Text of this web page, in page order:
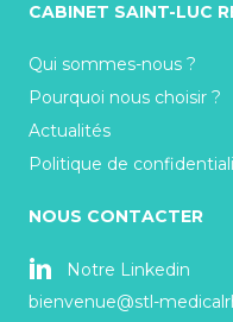
CABINET SAINT-LUC
Qui sommes-nous ?
Pourquoi nous choisir ?
Actualités
Politique de
NOUS CONTACTER
Notre Linkedin
bienvenue@stl-